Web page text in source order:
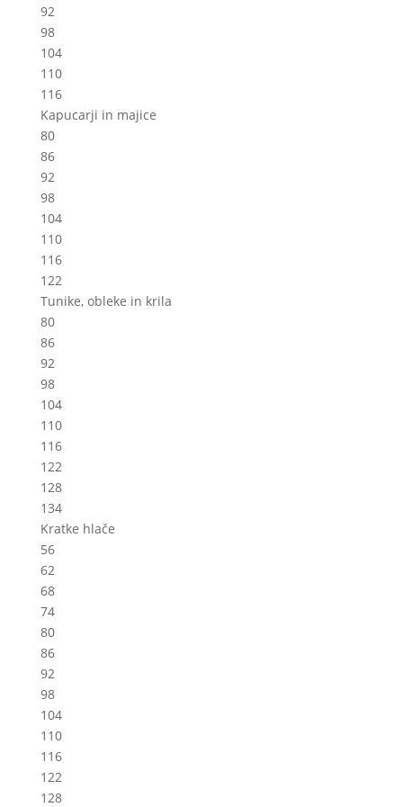
92
98
104
110
116
Kapucarji in majice
80
86
92
98
104
110
116
122
Tunike, obleke in krila
80
86
92
98
104
110
116
122
128
134
Kratke hlače
56
62
68
74
80
86
92
98
104
110
116
122
128